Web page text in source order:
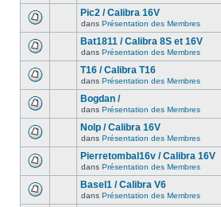
Pic2 / Calibra 16V
dans Présentation des Membres
Bat1811 / Calibra 8S et 16V
dans Présentation des Membres
T16 / Calibra T16
dans Présentation des Membres
Bogdan /
dans Présentation des Membres
Nolp / Calibra 16V
dans Présentation des Membres
Pierretombal16v / Calibra 16V
dans Présentation des Membres
Basel1 / Calibra V6
dans Présentation des Membres